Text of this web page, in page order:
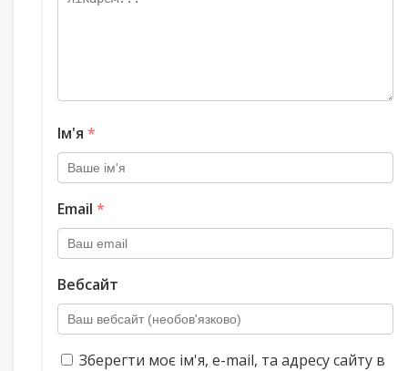
Ім'я *
Email *
Вебсайт
Зберегти моє ім'я, e-mail, та адресу сайту в